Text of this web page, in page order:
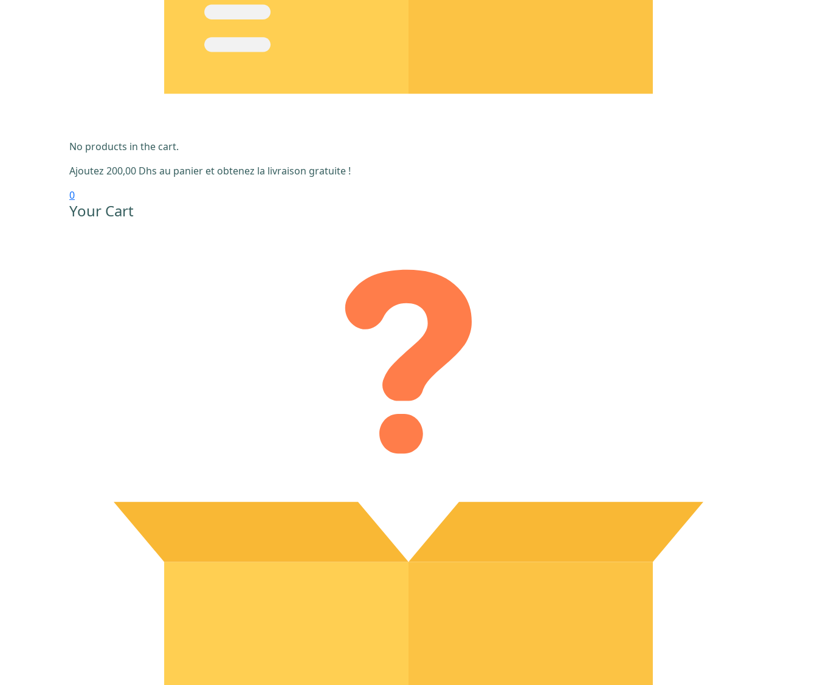
No products in the cart.
Ajoutez 200,00 Dhs au panier et obtenez la livraison gratuite !
0
Your Cart